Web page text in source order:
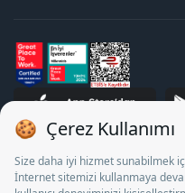
STJ İnsan Kaynakları